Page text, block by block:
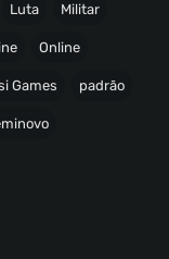
Luta Militar
Online
Games padrão